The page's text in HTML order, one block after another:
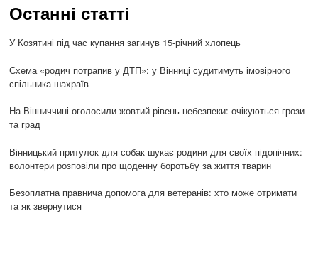
Останні статті
У Козятині під час купання загинув 15-річний хлопець
Схема «родич потрапив у ДТП»: у Вінниці судитимуть імовірного
спільника шахраїв
На Вінниччині оголосили жовтий рівень небезпеки: очікуються грози
та град
Вінницький притулок для собак шукає родини для своїх підопічних:
волонтери розповіли про щоденну боротьбу за життя тварин
Безоплатна правнича допомога для ветеранів: хто може отримати
та як звернутися